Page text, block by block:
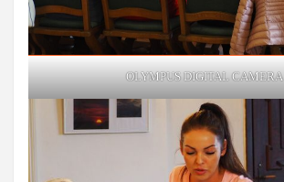
OLYMPUS DIGITAL CAMERA